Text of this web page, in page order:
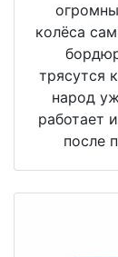
колёса
трясутся
народ
работает
после